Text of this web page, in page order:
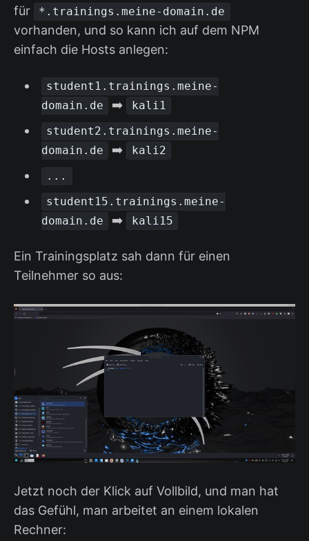
für
*.trainings.meine-domain.de
vorhanden, und so kann ich auf dem NPM
einfach die Hosts anlegen:
student1.trainings.meine-
domain.de
➡️
kali1
student2.trainings.meine-
domain.de
➡️
kali2
...
student15.trainings.meine-
domain.de
➡️ kali15
Ein Trainingsplatz sah dann für einen
Teilnehmer so aus:
Jetzt noch der Klick auf Vollbild, und man hat
das Gefühl, man arbeitet an einem lokalen
Rechner: